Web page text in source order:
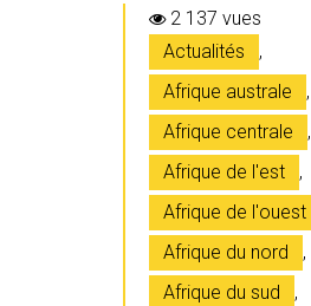
2 137 vues
Actualités
,
Afrique australe
,
Afrique centrale
,
Afrique de l'est
,
Afrique de l'ouest
Afrique du nord
,
Afrique du sud
,